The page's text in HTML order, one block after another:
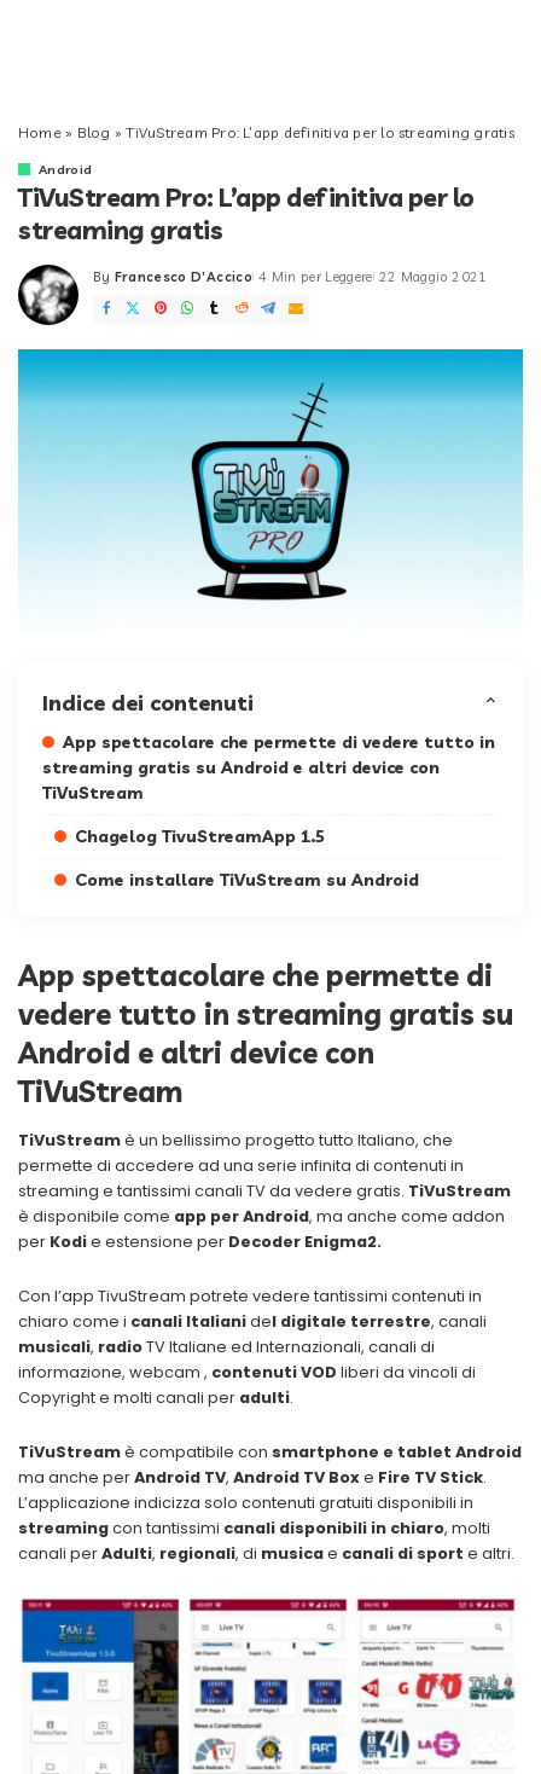
Home» Blog »TiVuStream Pro: L’app definitiva per lo streaming gratis
Android
TiVuStream Pro: L’app definitiva per lo
streaming gratis
Posted
by
By Francesco D'Accico 4 Min per Leggere 22 Maggio 2021
Indice dei contenuti
App spettacolare che permette di vedere tutto in
streaming gratis su Android e altri device con
TiVuStream
Chagelog TivuStreamApp 1.5
Come installare TiVuStream su Android
App spettacolare che permette di
vedere tutto in streaming gratis su
Android e altri device con
TiVuStream
TiVuStreamè un bellissimo progetto tutto Italiano, che
permette di accedere ad una serie infinita di contenuti in
streaming e tantissimi canali TV da vedere gratis. TiVuStream
è disponibile come app per Android, ma anche come addon
per Kodie estensione per Decoder Enigma2.
Con l’app TivuStream potrete vedere tantissimi contenuti in
chiaro come i canali Italianidel digitale terrestre, canali
musicali, radioTV Italiane ed Internazionali, canali di
informazione, webcam , contenuti VOD liberi da vincoli di
Copyright e molti canali per adulti.
TiVuStreamè compatibile con smartphone e tablet Android
ma anche perAndroid TV, Android TV Boxe Fire TV Stick.
L’applicazione indicizza solo contenuti gratuiti disponibili in
streamingcon tantissimi canali disponibili in chiaro, molti
canali perAdulti, regionali, di musicae canali di sport e altri.